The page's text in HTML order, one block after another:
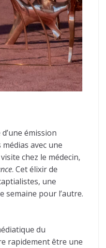
émission
avec une
chez le médecin,
. Cet élixir de
une
semaine pour l’autre.
du
rapidement être une